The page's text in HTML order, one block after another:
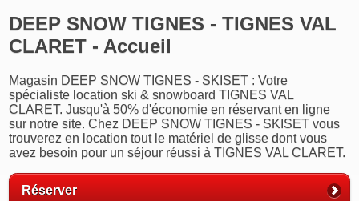
DEEP SNOW TIGNES - TIGNES VAL
CLARET - Accueil
Magasin DEEP SNOW TIGNES - SKISET : Votre
spécialiste location ski & snowboard TIGNES VAL
CLARET. Jusqu'à 50% d'économie en réservant en ligne
sur notre site. Chez DEEP SNOW TIGNES - SKISET vous
trouverez en location tout le matériel de glisse dont vous
avez besoin pour un séjour réussi à TIGNES VAL CLARET.
Réserver